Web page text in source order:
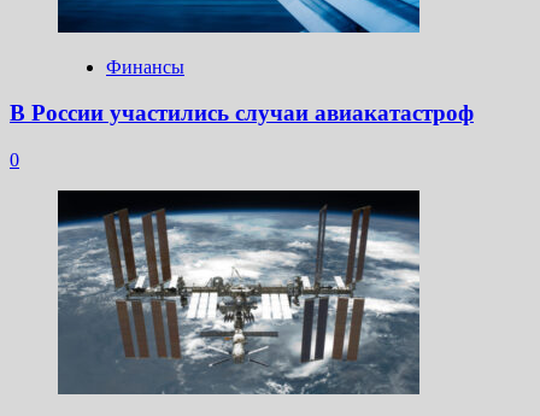
Финансы
В России участились случаи авиакатастроф
0